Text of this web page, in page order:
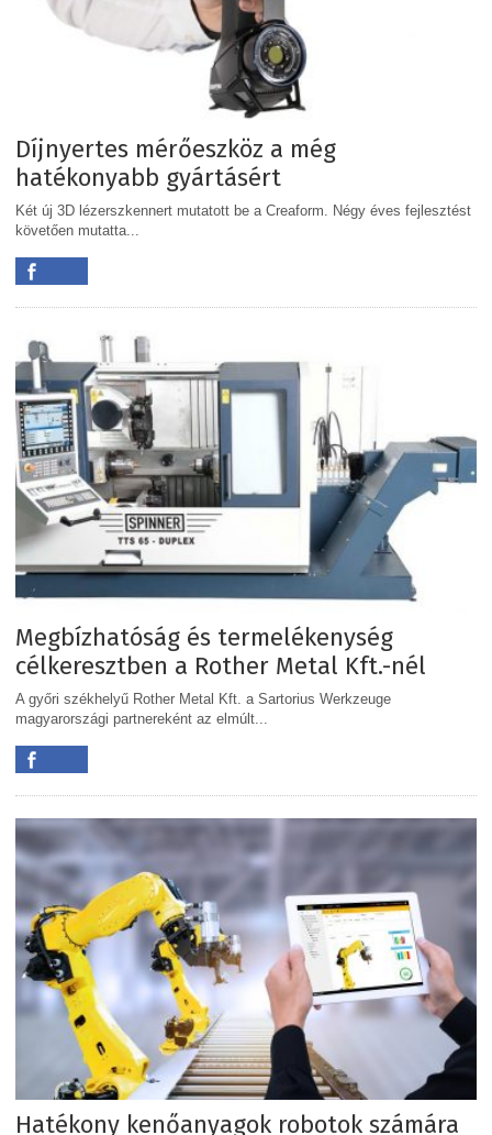
Díjnyertes mérőeszköz a még
hatékonyabb gyártásért
Két új 3D lézerszkennert mutatott be a Creaform. Négy éves fejlesztést
követően mutatta...
Megbízhatóság és termelékenység
célkeresztben a Rother Metal Kft.-nél
A győri székhelyű Rother Metal Kft. a Sartorius Werkzeuge
magyarországi partnereként az elmúlt...
Hatékony kenőanyagok robotok számára